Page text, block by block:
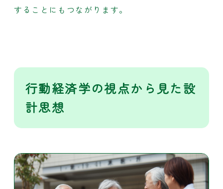
することにもつながります。
行動経済学の視点から見た設
計思想